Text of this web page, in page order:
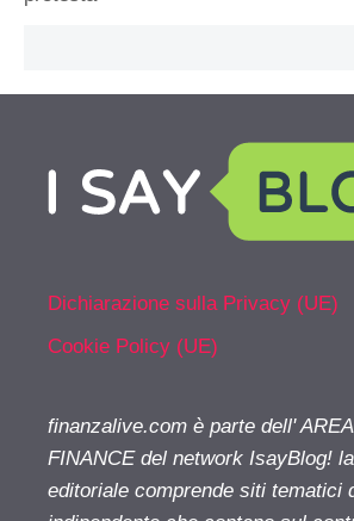
Dichiarazione sulla Privacy (UE)
Cookie Policy (UE)
finanzalive.com è parte dell'
FINANCE del network IsayBlog!
editoriale comprende siti tematici